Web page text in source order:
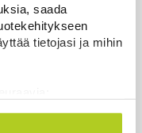
saada
tietojasi ja mihin
sijainnistasi,
Luetuimmat